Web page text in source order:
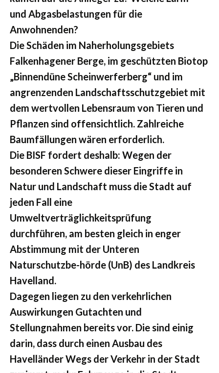
und Abgasbelastungen für die
Anwohnenden?
Die Schäden im Naherholungsgebiets
Falkenhagener Berge, im geschützten Biotop
„Binnendüne Scheinwerferberg“ und im
angrenzenden Landschaftsschutzgebiet mit
dem wertvollen Lebensraum von Tieren und
Pflanzen sind offensichtlich. Zahlreiche
Baumfällungen wären erforderlich.
Die BISF fordert deshalb: Wegen der
besonderen Schwere dieser Eingriffe in
Natur und Landschaft muss die Stadt auf
jeden Fall eine
Umweltverträglichkeitsprüfung
durchführen, am besten gleich in enger
Abstimmung mit der Unteren
Naturschutzbe-hörde (UnB) des Landkreis
Havelland.
Dagegen liegen zu den verkehrlichen
Auswirkungen Gutachten und
Stellungnahmen bereits vor. Die sind einig
darin, dass durch einen Ausbau des
Havelländer Wegs der Verkehr in der Stadt